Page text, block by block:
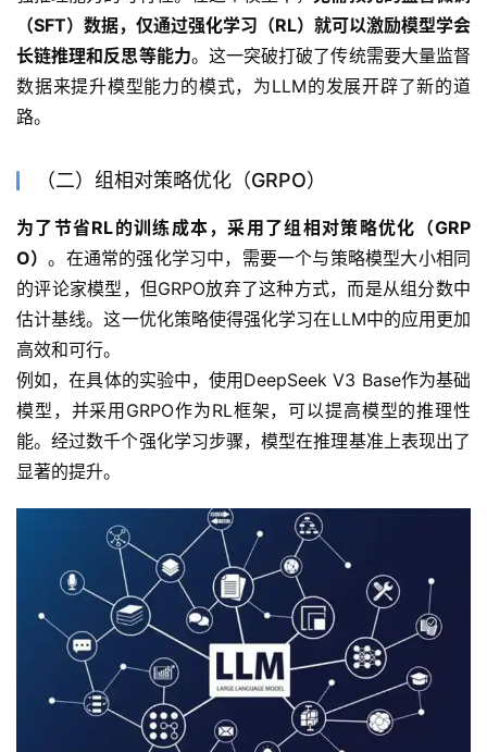
（SFT）数据，仅通过强化学习（RL）就可以激励模型学会
长链推理和反思等能力。这一突破打破了传统需要大量监督
数据来提升模型能力的模式，为LLM的发展开辟了新的道
路。
（二）组相对策略优化（GRPO）
为了节省RL的训练成本，采用了组相对策略优化（GRP
O）。在通常的强化学习中，需要一个与策略模型大小相同
的评论家模型，但GRPO放弃了这种方式，而是从组分数中
估计基线。这一优化策略使得强化学习在LLM中的应用更加
高效和可行。
例如，在具体的实验中，使用DeepSeek V3 Base作为基础
模型，并采用GRPO作为RL框架，可以提高模型的推理性
能。经过数千个强化学习步骤，模型在推理基准上表现出了
显著的提升。